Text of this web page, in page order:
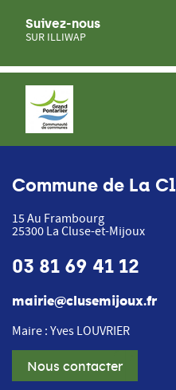
Suivez-nous
SUR ILLIWAP
Commune de La
15 Au Frambourg
25300 La Cluse-et-Mijoux
03 81 69 41 12
mairie@clusemijoux.fr
Maire : Yves LOUVRIER
Nous contacter